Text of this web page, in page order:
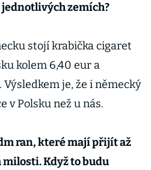
zemích?
stojí krabička cigaret
kolem 6,40 eur a
Výsledkem je, že i německý
v Polsku než u nás.
ran, které mají přijít až
Když to budu